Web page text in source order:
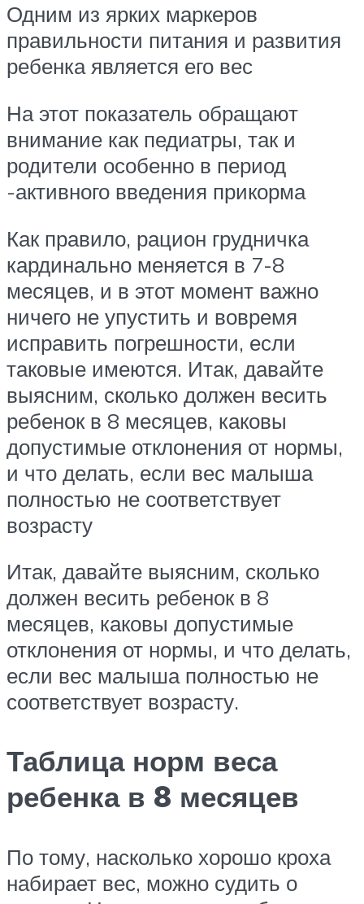
Одним из ярких маркеров
правильности питания и развития
ребенка является его вес
На этот показатель обращают
внимание как педиатры, так и
родители особенно в период
-активного введения прикорма
Как правило, рацион грудничка
кардинально меняется в 7-8
месяцев, и в этот момент важно
ничего не упустить и вовремя
исправить погрешности, если
таковые имеются. Итак, давайте
выясним, сколько должен весить
ребенок в 8 месяцев, каковы
допустимые отклонения от нормы,
и что делать, если вес малыша
полностью не соответствует
возрасту
Итак, давайте выясним, сколько
должен весить ребенок в 8
месяцев, каковы допустимые
отклонения от нормы, и что делать,
если вес малыша полностью не
соответствует возрасту.
Таблица норм веса
ребенка в 8 месяцев
По тому, насколько хорошо кроха
набирает вес, можно судить о